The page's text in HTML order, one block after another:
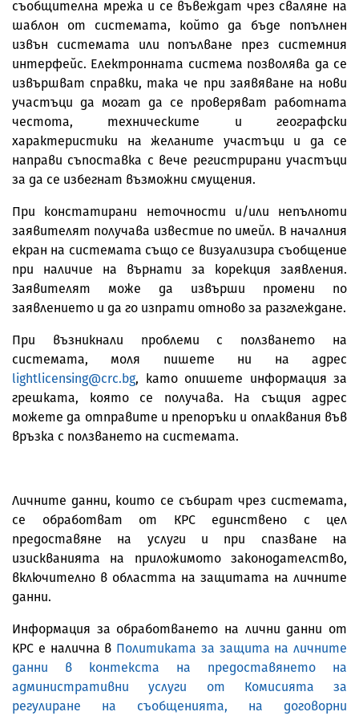
съобщителна мрежа и се въвеждат чрез сваляне на
шаблон от системата, който да бъде попълнен
извън системата или попълване през системния
интерфейс. Електронната система позволява да се
извършват справки, така че при заявяване на нови
участъци да могат да се проверяват работната
честота, техническите и географски
характеристики на желаните участъци и да се
направи съпоставка с вече регистрирани участъци
за да се избегнат възможни смущения.
При констатирани неточности и/или непълноти
заявителят получава известие по имейл. В началния
екран на системата също се визуализира съобщение
при наличие на върнати за корекция заявления.
Заявителят може да извърши промени по
заявлението и да го изпрати отново за разглеждане.
При възникнали проблеми с ползването на
системата, моля пишете ни на адрес
lightlicensing@crc.bg, като опишете информация за
грешката, която се получава. На същия адрес
можете да отправите и препоръки и оплаквания във
връзка с ползването на системата.
Личните данни, които се събират чрез системата,
се обработват от КРС единствено с цел
предоставяне на услуги и при спазване на
изискванията на приложимото законодателство,
включително в областта на защитата на личните
данни.
Информация за обработването на лични данни от
КРС е налична в Политиката за защита на личните
данни в контекста на предоставянето на
административни услуги от Комисията за
регулиране на съобщенията, на договорни